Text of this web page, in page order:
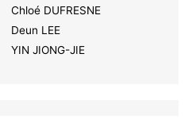
Chloé DUFRESNE
Deun LEE
YIN JIONG-JIE